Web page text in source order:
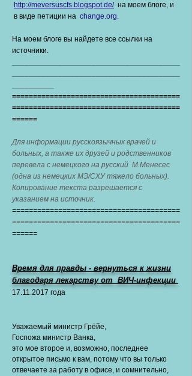
http://meversuscfs.blogspot.de/ на моем блоге, и
в виде петиции на change.org.
На моем блоге вы найдете все ссылки на
источники.
========================================
========================================
======
Для информации русскоязычных врачей и
больных, а также их друзей и родственников
перевела с немецкого на русский М.Менесес
(одна из немецких МЭ/СХУ тяжело больных).
Копирование текста разрешается с
указанием на источник.
========================================
========================================
======
Время для правды - вернуться к жизни
благодаря лекарству от ВИЧ-инфекции
17.11.2017 года
Уважаемый министр Грёйе,
Госпожа министр Ванка,
это мое второе и, возможно, последнее
открытое письмо к вам, потому что вы только
отвечаете за работу в офисе, и сомнительно,